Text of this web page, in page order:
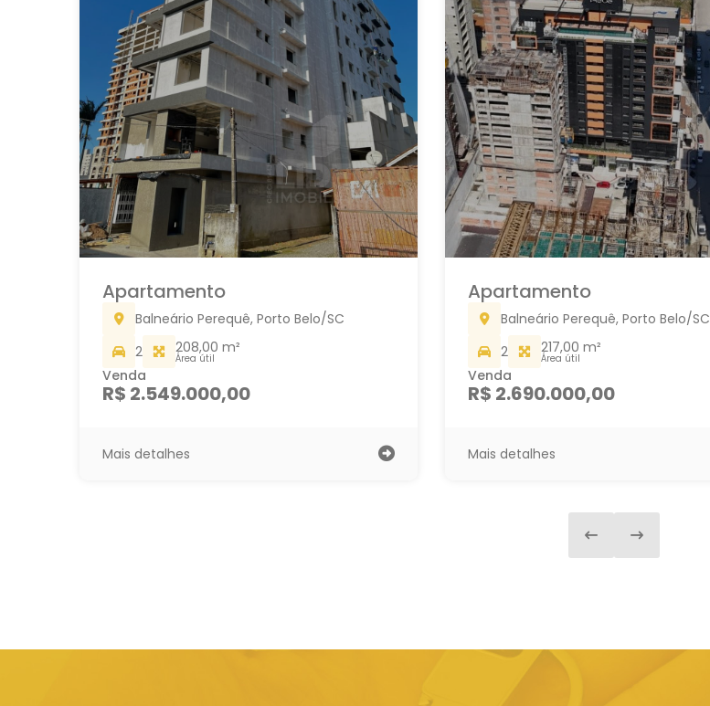
Apartamento
Balneário Perequê, Porto Belo/SC
2
208,00 m²
Área útil
Venda
R$ 2.549.000,00
Mais detalhes
Apartamento
Balneário Perequê, Porto Belo/SC
2
217,00 m²
Área útil
Venda
R$ 2.690.000,00
Mais detalhes